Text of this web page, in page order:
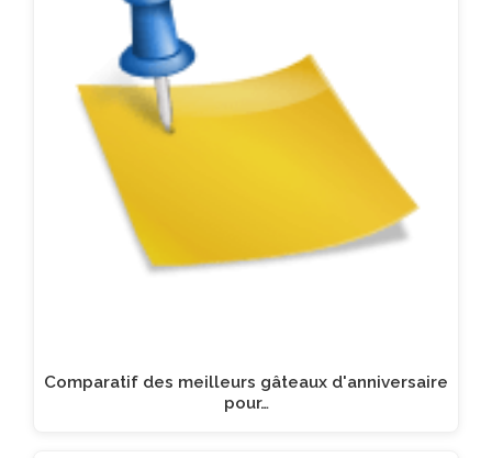
Comparatif des meilleurs gâteaux d'anniversaire
pour…